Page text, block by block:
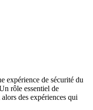
expérience de sécurité du
rôle essentiel de
des expériences qui